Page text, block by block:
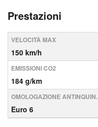
Prestazioni
VELOCITÀ MAX
150 km/h
EMISSIONI CO2
184 g/km
OMOLOGAZIONE ANTINQUIN.
Euro 6